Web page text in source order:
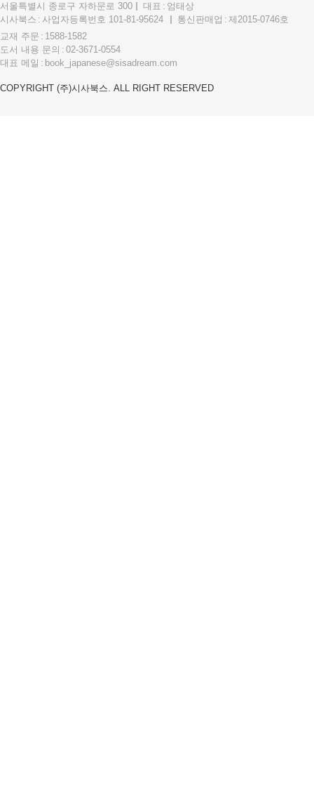
서울특별시 종로구 자하문로 300 대표
엄태상
시사북스
사업자등록번호 101-81-95624 통신판매업
제2015-0746호
교재 주문
1588-1582
도서 내용 문의
02-3671-0554
대표 메일
book_japanese@sisadream.com
COPYRIGHT (주)시사북스. ALL RIGHT RESERVED